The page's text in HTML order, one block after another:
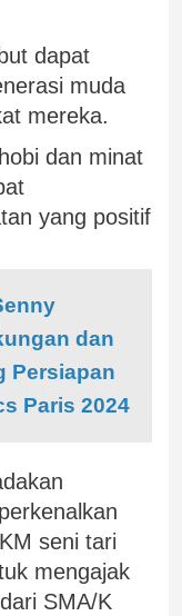
dapat
muda
mereka.
dan minat
yang positif
dan
Persiapan
Paris 2024
seni tari
mengajak
SMA/K